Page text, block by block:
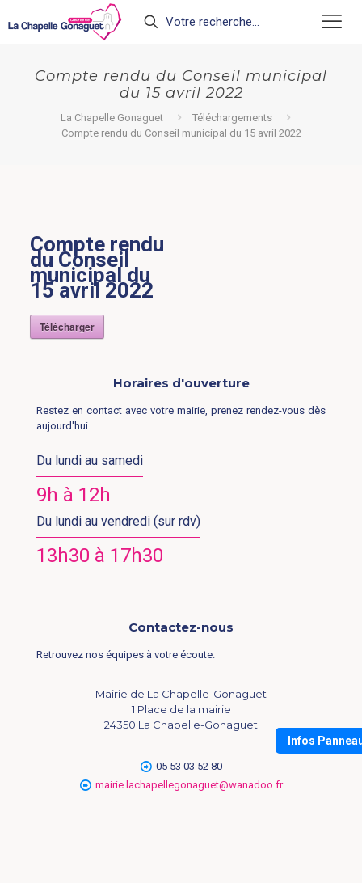
Compte rendu du Conseil municipal
du 15 avril 2022
La Chapelle Gonaguet
Téléchargements
Compte rendu du Conseil municipal du 15 avril 2022
Compte rendu
du Conseil
municipal du
15 avril 2022
Télécharger
Horaires d'ouverture
Restez en contact avec votre mairie, prenez rendez-vous dès
aujourd'hui.
Du lundi au samedi
9h à 12h
Du lundi au vendredi (sur rdv)
13h30 à 17h30
Contactez-nous
Retrouvez nos équipes à votre écoute.
Mairie de La Chapelle-Gonaguet
1 Place de la mairie
24350 La Chapelle-Gonaguet
05 53 03 52 80
mairie.lachapellegonaguet@wanadoo.fr
Infos